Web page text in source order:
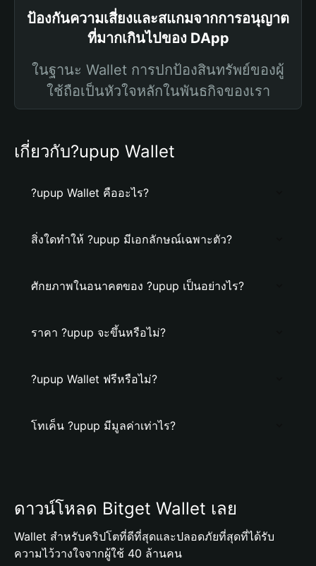
ป้องกันความเสี่ยงและสแกมจากการอนุญาต
ที่มากเกินไปของ DApp
ในฐานะ Wallet การปกป้องสินทรัพย์ของผู้
ใช้ถือเป็นหัวใจหลักในพันธกิจของเรา
เกี่ยวกับ?upup Wallet
?upup Wallet คืออะไร?
สิ่งใดทำให้ ?upup มีเอกลักษณ์เฉพาะตัว?
ศักยภาพในอนาคตของ ?upup เป็นอย่างไร?
ราคา ?upup จะขึ้นหรือไม่?
?upup Wallet ฟรีหรือไม่?
โทเค็น ?upup มีมูลค่าเท่าไร?
ดาวน์โหลด Bitget Wallet เลย
Wallet สำหรับคริปโตที่ดีที่สุดและปลอดภัยที่สุดที่ได้รับ
ความไว้วางใจจากผู้ใช้ 40 ล้านคน